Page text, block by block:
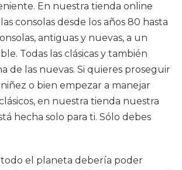
En nuestra tienda online
consolas desde los años 80 hasta
antiguas y nuevas, a un
Todas las clásicas y también
de las nuevas. Si quieres proseguir
o bien empezar a manejar
en nuestra tienda nuestra
hecha solo para ti. Sólo debes
todo el planeta debería poder